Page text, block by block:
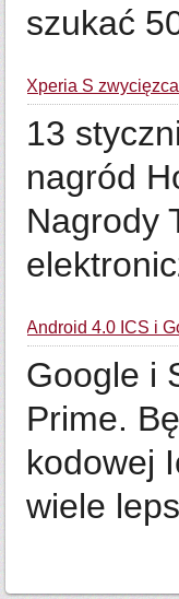
szukać
Xperia S
13
nagród
Nagrody
Android 4.0 ICS i
Google i
Prime.
kodowej
wiele